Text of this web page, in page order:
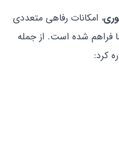
، امکانات رفاهی متعددی
فراهم شده است. از جمله
کرد: